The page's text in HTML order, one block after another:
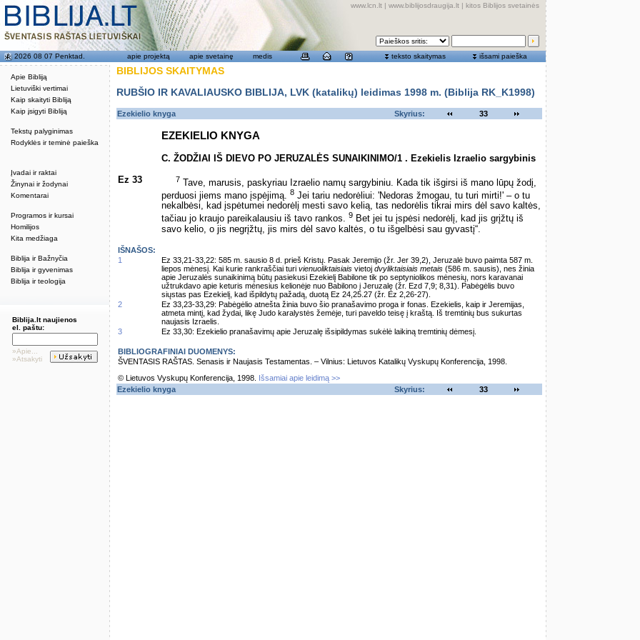
Apie Bibliją
Lietuviški vertimai
Kaip skaityti Bibliją
Kaip įsigyti Bibliją
Tekstų palyginimas
Rodyklės ir teminė paieška
Įvadai ir raktai
Žinynai ir žodynai
Komentarai
Programos ir kursai
Homilijos
Kita medžiaga
Biblija ir Bažnyčia
Biblija ir gyvenimas
Biblija ir teologija
www.lcn.lt | www.biblijosdraugija.lt | kitos Biblijos svetainės
2026 08 07 Penktad. apie projektą apie svetainę medis teksto skaitymas išsami paieška
Biblija.lt naujienos
el. paštu:
»Apie...
»Atsakyti
BIBLIJOS SKAITYMAS
RUBŠIO IR KAVALIAUSKO BIBLIJA, LVK (katalikų) leidimas 1998 m. (Biblija RK_K1998)
Ezekielio knyga Skyrius: 33
EZEKIELIO KNYGA
C. ŽODŽIAI IŠ DIEVO PO JERUZALĖS SUNAIKINIMO/1 . Ezekielis Izraelio sargybinis
Ez 33 7 Tave, marusis, paskyriau Izraelio namų sargybiniu. Kada tik išgirsi iš mano lūpų žodį,
perduosi jiems mano įspėjimą. 8 Jei tariu nedorėliui: 'Nedoras žmogau, tu turi mirti!' – o tu
nekalbėsi, kad įspėtumei nedorėlį mesti savo kelią, tas nedorėlis tikrai mirs dėl savo kaltės,
tačiau jo kraujo pareikalausiu iš tavo rankos. 9 Bet jei tu įspėsi nedorėlį, kad jis grįžtų iš
savo kelio, o jis negrįžtų, jis mirs dėl savo kaltės, o tu išgelbėsi sau gyvastį“.
IŠNAŠOS:
1
Ez 33,21-33,22: 585 m. sausio 8 d. prieš Kristų. Pasak Jeremijo (žr. Jer 39,2), Jeruzalė buvo paimta 587 m.
liepos mėnesį. Kai kurie rankraščiai turi vienuoliktaisiais vietoj dvyliktaisiais metais (586 m. sausis), nes žinia
apie Jeruzalės sunaikinimą būtų pasiekusi Ezekielį Babilone tik po septyniolikos mėnesių, nors karavanai
užtrukdavo apie keturis mėnesius kelionėje nuo Babilono į Jeruzalę (žr. Ezd 7,9; 8,31). Pabėgėlis buvo
siųstas pas Ezekielį, kad išpildytų pažadą, duotą Ez 24,25.27 (žr. Ez 2,26-27).
2
Ez 33,23-33,29: Pabėgėlio atnešta žinia buvo šio pranašavimo proga ir fonas. Ezekielis, kaip ir Jeremijas,
atmeta mintį, kad žydai, likę Judo karalystės žemėje, turi paveldo teisę į kraštą. Iš tremtinių bus sukurtas
naujasis Izraelis.
3
Ez 33,30: Ezekielio pranašavimų apie Jeruzalę išsipildymas sukėlė laikiną tremtinių dėmesį.
BIBLIOGRAFINIAI DUOMENYS:
ŠVENTASIS RAŠTAS. Senasis ir Naujasis Testamentas. – Vilnius: Lietuvos Katalikų Vyskupų Konferencija, 1998.
© Lietuvos Vyskupų Konferencija, 1998.
Išsamiai apie leidimą >>
Ezekielio knyga
Skyrius: 33